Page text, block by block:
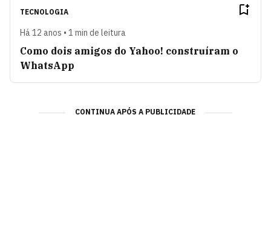
TECNOLOGIA
Há 12 anos • 1 min de leitura
Como dois amigos do Yahoo! construíram o
WhatsApp
CONTINUA APÓS A PUBLICIDADE